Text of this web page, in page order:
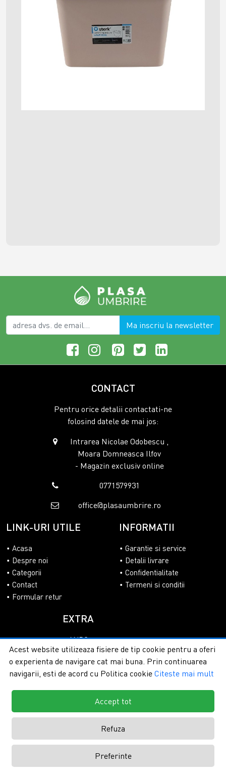
Ma inscriu la newsletter
CONTACT
Pentru orice detalii contactati-ne
folosind datele de mai jos:
Intrarea Nicolae Odobescu ,
Moara Domneasca Ilfov
- Magazin exclusiv online
0771579931
office@plasaumbrire.ro
LINK-URI UTILE
Acasa
Despre noi
Categorii
Contact
Formular retur
INFORMATII
Garantie si service
Detalii livrare
Confidentialitate
Termeni si conditii
EXTRA
ANPC
SOL
Copyright © 2026 - PlasaUmbrire.ro | Toate drepturile
rezervate.Creare magazine online by ITeXclusiv.ro
Acest website utilizeaza fisiere de tip cookie pentru a oferi
o experienta de navigare cat mai buna. Prin continuarea
navigarii, esti de acord cu Politica cookie Citeste mai mult
Accept tot
Refuza
Preferinte